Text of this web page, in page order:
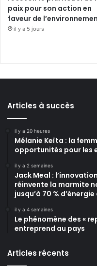
paix pour son action en
faveur de
il y a 5 jours
Articles à succès
il y a 20 heures
Mélanie Keïta : la
opportunités pour les
il y a 2 semaines
Jack Meal :
réinvente la marmite
jusqu’à 70 %
il y a 4 semaines
Le phénomène des «
entreprend au pays
Articles récents